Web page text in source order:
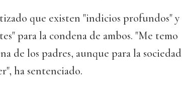
que existen "indicios profundos" y
para la condena de ambos. "Me temo
de los padres, aunque para la sociedad
ha sentenciado.